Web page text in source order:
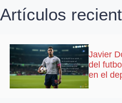
Artículos
Javier
del
en el